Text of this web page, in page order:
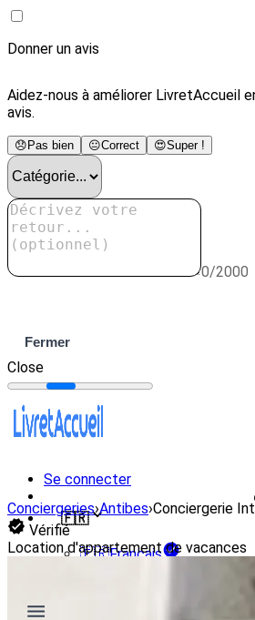
Donner un avis
Aidez-nous à améliorer LivretAccueil
avis.
😞 Pas bien 😐Correct 😍Super !
0/2000
Fermer
Close
Se connecter
🇫🇷
🇫🇷Français
Conciergeries›Antibes›Conciergerie
Vérifié
Location d'appartement de vacances